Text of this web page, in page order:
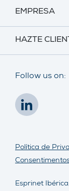
EMPRESA
HAZTE
Follow us on:
Esprinet
Política de